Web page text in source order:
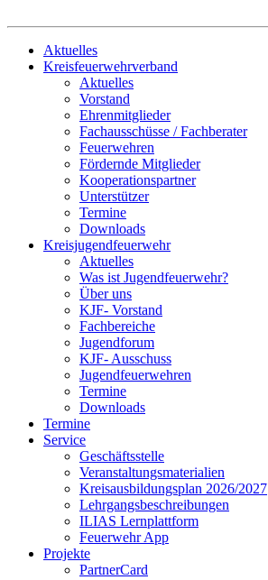
Aktuelles
Kreisfeuerwehrverband
Aktuelles
Vorstand
Ehrenmitglieder
Fachausschüsse / Fachberater
Feuerwehren
Fördernde Mitglieder
Kooperationspartner
Unterstützer
Termine
Downloads
Kreisjugendfeuerwehr
Aktuelles
Was ist Jugendfeuerwehr?
Über uns
KJF- Vorstand
Fachbereiche
Jugendforum
KJF- Ausschuss
Jugendfeuerwehren
Termine
Downloads
Termine
Service
Geschäftsstelle
Veranstaltungsmaterialien
Kreisausbildungsplan 2026/2027
Lehrgangsbeschreibungen
ILIAS Lernplattform
Feuerwehr App
Projekte
PartnerCard